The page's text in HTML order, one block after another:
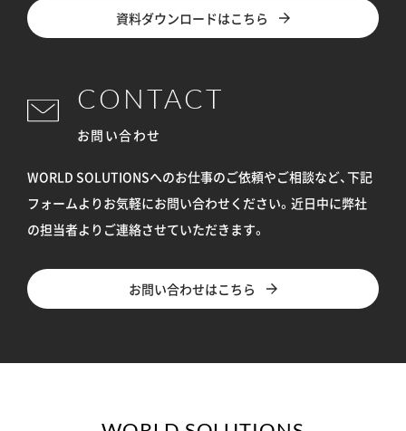
資料ダウンロードはこちら
CONTACT
お問い合わせ
WORLD SOLUTIONSへのお仕事のご依頼やご相談など、下記
フォームよりお気軽にお問い合わせください。 近日中に弊社
の担当者よりご連絡させていただきます。
お問い合わせはこちら